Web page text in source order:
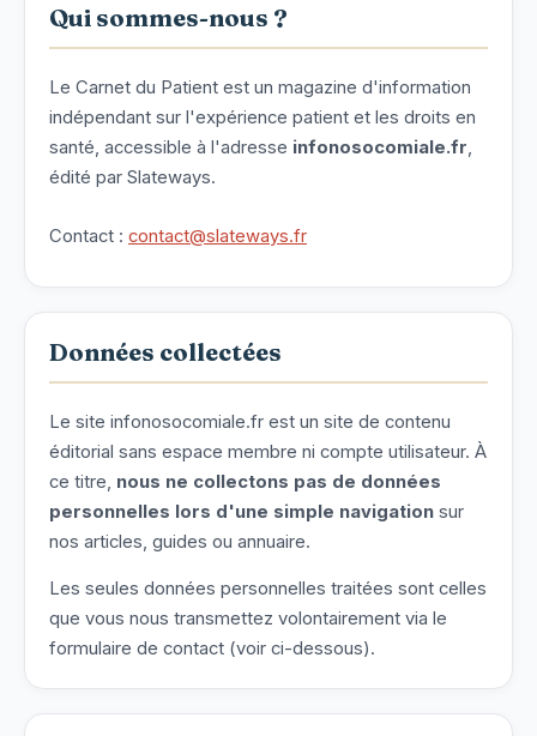
Qui sommes-nous ?
Le Carnet du Patient est un magazine d'information
indépendant sur l'expérience patient et les droits en
santé, accessible à l'adresse infonosocomiale.fr,
édité par Slateways.
Contact : contact@slateways.fr
Données collectées
Le site infonosocomiale.fr est un site de contenu
éditorial sans espace membre ni compte utilisateur. À
ce titre, nous ne collectons pas de données
personnelles lors d'une simple navigation sur
nos articles, guides ou annuaire.
Les seules données personnelles traitées sont celles
que vous nous transmettez volontairement via le
formulaire de contact (voir ci-dessous).